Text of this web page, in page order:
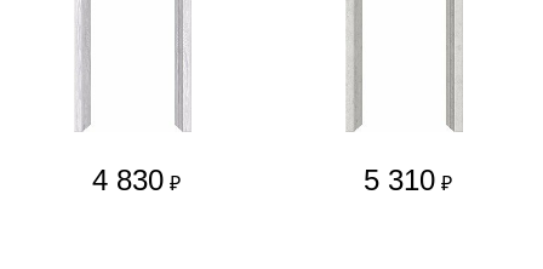
4 830 ₽ 5 310 ₽